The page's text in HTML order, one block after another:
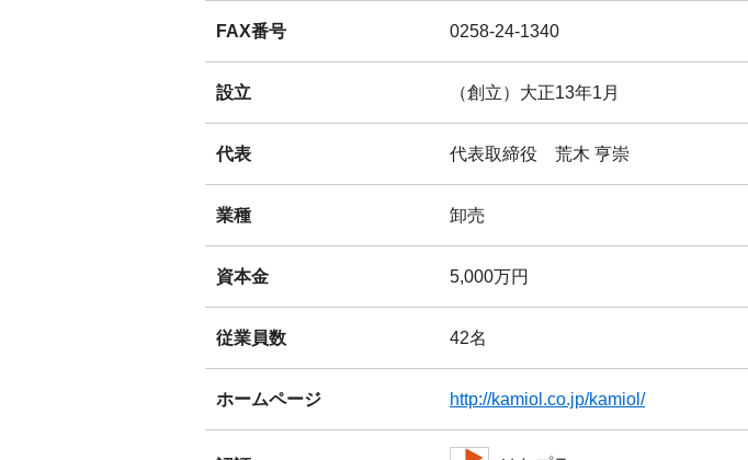
FAX番号 0258-24-1340
設立 （創立）大正13年1月
代表 代表取締役 荒木 亨崇
業種 卸売
資本金 5,000万円
従業員数 42名
ホームページ http://kamiol.co.jp/kamiol/